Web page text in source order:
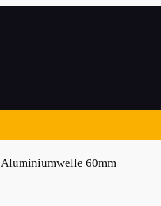
Aluminiumwelle 60mm